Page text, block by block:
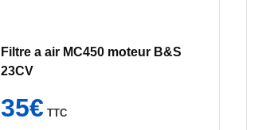
Filtre a air MC450 moteur B&S
23CV
35€ TTC